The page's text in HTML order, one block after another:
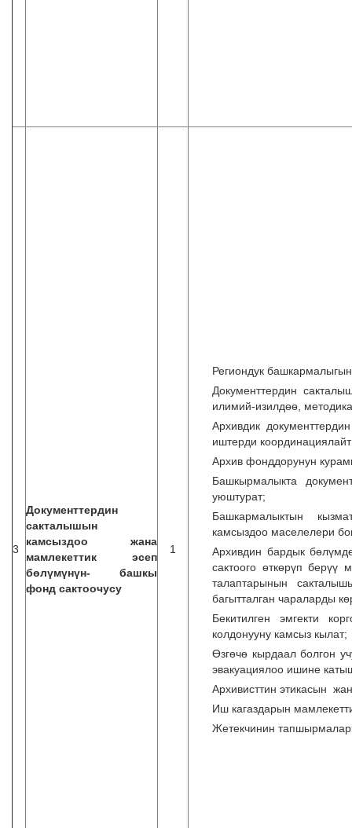
3
Документтердин
сакталышын
камсыздоо жана
мамлекеттик эсеп
бөлүмүнүн- башкы
фонд сактоочусу
1
Региондук
Документтердин
илимий-изилдөө,
Архивдик
иштерди
Архив фонддорунун
Башкырмалыкта
уюштурат;
Башкармалыктын
камсыздоо маселелери
Архивдин бардык
сактоого өткөрүп берүү
талаптарынын
багытталган чараларды
Бекитилген эмгекти
колдонууну камсыз кылат;
Өзгөчө кырдаал болгон
эвакуациялоо ишине
Архивисттин этикасын
Иш кагаздарын
Жетекчинин